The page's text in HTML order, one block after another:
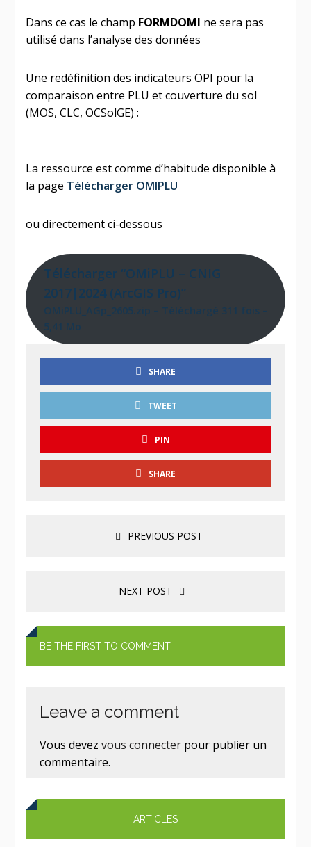
Dans ce cas le champ FORMDOMI ne sera pas
utilisé dans l’analyse des données
Une redéfinition des indicateurs OPI pour la
comparaison entre PLU et couverture du sol
(MOS, CLC, OCSolGE) :
La ressource est comme d’habitude disponible à
la page Télécharger OMIPLU
ou directement ci-dessous
Télécharger “OMiPLU – CNIG
2017|2024 (ArcGIS Pro)”
OMiPLU_AGp_2605.zip – Téléchargé 311 fois –
5,41 Mo
SHARE
TWEET
PIN
SHARE
PREVIOUS POST
NEXT POST
BE THE FIRST TO COMMENT
Leave a comment
Vous devez vous connecterpour publier un
commentaire.
ARTICLES